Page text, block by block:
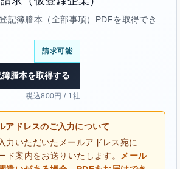
記簿謄本（全部事項）PDFを取得でき
請求可能
謄本を取得する
税込800円 / 1社
アドレスのご入力について
力いただいたメールアドレス宛に
ド案内をお送りいたします。
メール